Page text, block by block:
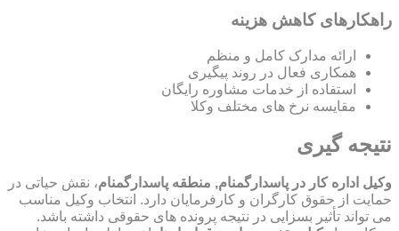
راهکارهای کاهش هزینه
ارائه مدارک کامل و منظم
همکاری فعال در روند پیگیری
استفاده از خدمات مشاوره رایگان
مقایسه نرخ های مختلف وکلا
نتیجه گیری
وکیل اداره کار در پاسدارگمنام, منطقه پاسدارگمنام، نقش حیاتی در
حمایت از حقوق کارگران و کارفرمایان دارد. انتخاب وکیل مناسب
می تواند تأثیر بسزایی در نتیجه پرونده های حقوقی داشته باشد.